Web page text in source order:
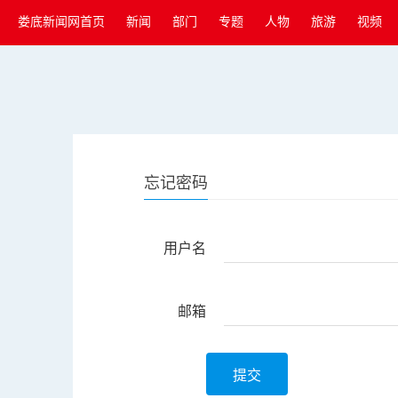
娄底新闻网首页 新闻 部门 专题 人物 旅游 视频
忘记密码
用户名
邮箱